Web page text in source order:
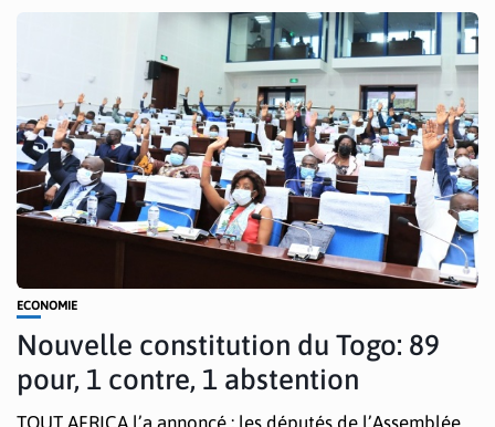
ECONOMIE
Nouvelle constitution du Togo: 89
pour, 1 contre, 1 abstention
TOUT AFRICA l’a annoncé : les députés de l’Assemblée